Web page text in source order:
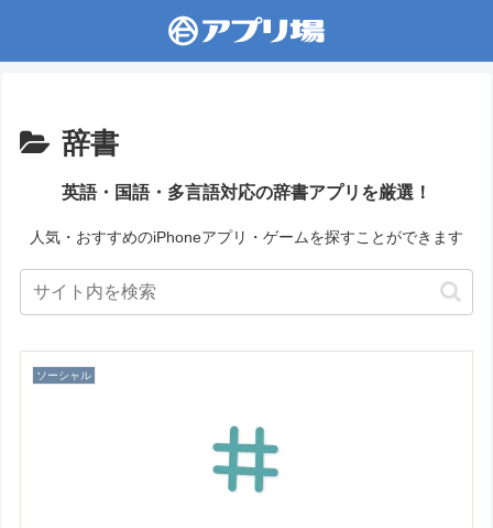
辞書
英語・国語・多言語対応の辞書アプリを厳選！
人気・おすすめのiPhoneアプリ・ゲームを探すことができます
ソーシャル